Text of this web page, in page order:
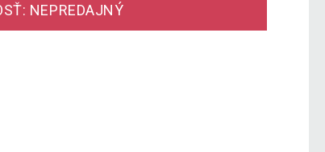
NEPREDAJNÝ